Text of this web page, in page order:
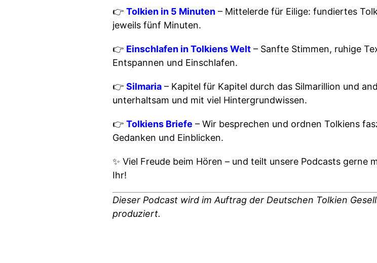
👉 Tolkien in 5 Minuten – Mittelerde für Eilige: fundiertes
jeweils fünf Minuten.
👉 Einschlafen in Tolkiens Welt – Sanfte Stimmen, ruhige
Entspannen und Einschlafen.
👉 Silmaria – Kapitel für Kapitel durch das Silmarillion und
unterhaltsam und mit viel Hintergrundwissen.
👉 Tolkiens Briefe – Wir besprechen und ordnen Tolkiens
Gedanken und Einblicken.
✨ Viel Freude beim Hören – und teilt unsere Podcasts gerne
Ihr!
Dieser Podcast wird im Auftrag der Deutschen Tolkien
produziert.